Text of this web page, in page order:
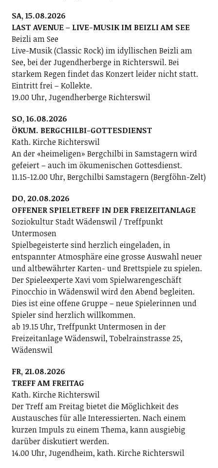
SA, 15.08.2026
LAST AVENUE – LIVE-MUSIK IM BEIZLI AM SEE
Beizli am See
Live-Musik (Classic Rock) im idyllischen Beizli am
See, bei der Jugendherberge in Richterswil. Bei
starkem Regen findet das Konzert leider nicht statt.
Eintritt frei – Kollekte.
19.00 Uhr, Jugendherberge Richterswil
SO, 16.08.2026
ÖKUM. BERGCHILBI-GOTTESDIENST
Kath. Kirche Richterswil
An der «heimeligen» Bergchilbi in Samstagern wird
gefeiert – auch im ökumenischen Gottesdienst.
11.15-12.00 Uhr, Bergchilbi Samstagern (Bergföhn-Zelt)
DO, 20.08.2026
OFFENER SPIELETREFF IN DER FREIZEITANLAGE
Soziokultur Stadt Wädenswil / Treffpunkt
Untermosen
Spielbegeisterte sind herzlich eingeladen, in
entspannter Atmosphäre eine grosse Auswahl neuer
und altbewährter Karten- und Brettspiele zu spielen.
Der Spieleexperte Xavi vom Spielwarengeschäft
Pinocchio in Wädenswil wird den Abend begleiten.
Dies ist eine offene Gruppe – neue Spielerinnen und
Spieler sind herzlich willkommen.
ab 19.15 Uhr, Treffpunkt Untermosen in der
Freizeitanlage Wädenswil, Tobelrainstrasse 25,
Wädenswil
FR, 21.08.2026
TREFF AM FREITAG
Kath. Kirche Richterswil
Der Treff am Freitag bietet die Möglichkeit des
Austausches für alle Interessierten. Nach einem
kurzen Impuls zu einem Thema, kann ausgiebig
darüber diskutiert werden.
14.00 Uhr, Jugendheim, kath. Kirche Richterswil